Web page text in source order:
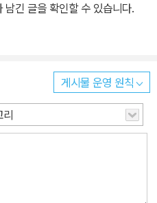
긴 글을 확인할 수 있습니다.
게시물 운영 원칙